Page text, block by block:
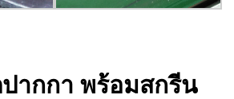
ากกา พร้อมสกรีน